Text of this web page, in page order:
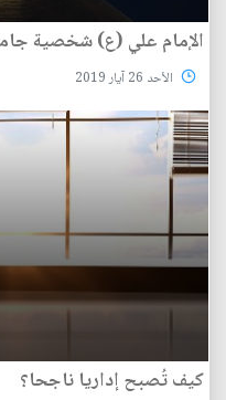
الإمام علي (ع) شخصية
الأحد 26 آيار 2019
كيف تُصبح إداريا ناجحا؟